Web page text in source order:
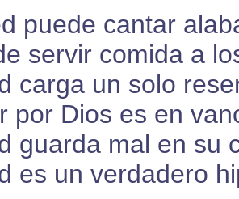
puede cantar
servir comida a
carga un solo
por Dios es en
guarda mal en su
es un verdadero